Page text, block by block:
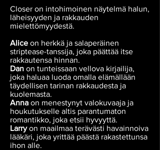
Closer on intohimoinen näytelmä halun,
läheisyyden ja rakkauden
mielettömyydestä.
Alice on herkkä ja salaperäinen
striptease-tanssija, joka päättää itse
rakkautensa hinnan.
Dan on tunteissaan vellova kirjailija,
joka haluaa luoda omalla elämällään
täydellisen tarinan rakkaudesta ja
kuolemasta.
Anna on menestynyt valokuvaaja ja
houkutukselle altis parantumaton
romantikko, joka etsii hyvyyttä.
Larryon maailmaa terävästi havainnoiva
lääkäri, joka yrittää päästä rakastettunsa
ihon alle.